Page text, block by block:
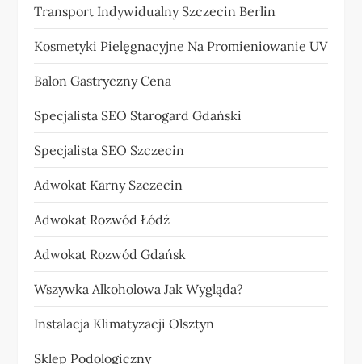
Transport Indywidualny Szczecin Berlin
Kosmetyki Pielęgnacyjne Na Promieniowanie UV
Balon Gastryczny Cena
Specjalista SEO Starogard Gdański
Specjalista SEO Szczecin
Adwokat Karny Szczecin
Adwokat Rozwód Łódź
Adwokat Rozwód Gdańsk
Wszywka Alkoholowa Jak Wygląda?
Instalacja Klimatyzacji Olsztyn
Sklep Podologiczny